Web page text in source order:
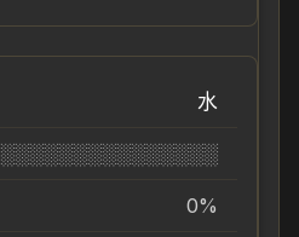
水
░░░░░░░░░░░░░░░
0%